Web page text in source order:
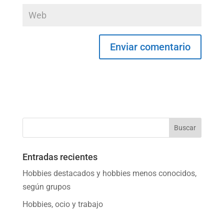
Entradas recientes
Hobbies destacados y hobbies menos conocidos,
según grupos
Hobbies, ocio y trabajo